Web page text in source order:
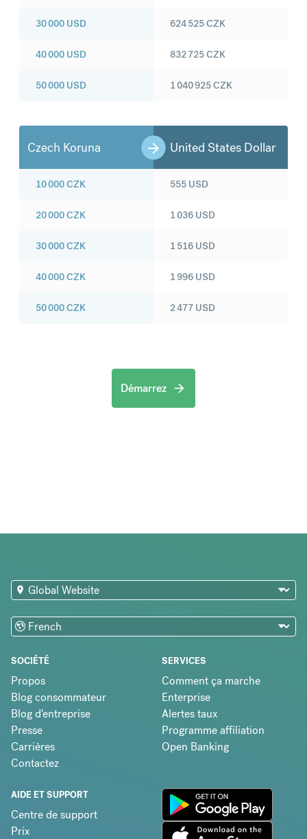
30 000 USD
40 000 USD
50 000 USD
624 525CZK
832 725CZK
1 040 925CZK
Czech Koruna United States Dollar
10 000CZK
20 000CZK
30 000CZK
40 000CZK
50 000CZK
555 USD
1 036 USD
1 516 USD
1 996 USD
2 477 USD
Démarrez
SOCIÉTÉ
Propos
Blog consommateur
Blog d'entreprise
Presse
Carrières
Contactez
SERVICES
Comment ça marche
Enterprise
Alertes taux
Programme affiliation
Open Banking
AIDE ET SUPPORT
Centre de support
Prix